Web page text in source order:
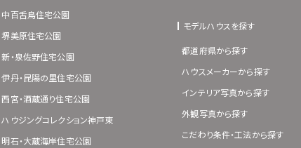
中百舌鳥住宅公園
堺美原住宅公園
新・泉佐野住宅公園
伊丹・昆陽の里住宅公園
西宮・酒蔵通り住宅公園
ハウジングコレクション神戸東
明石・大蔵海岸住宅公園
モデルハウスを探す
都道府県から探す
ハウスメーカーから探す
インテリア写真から探す
外観写真から探す
こだわり条件・工法から探す